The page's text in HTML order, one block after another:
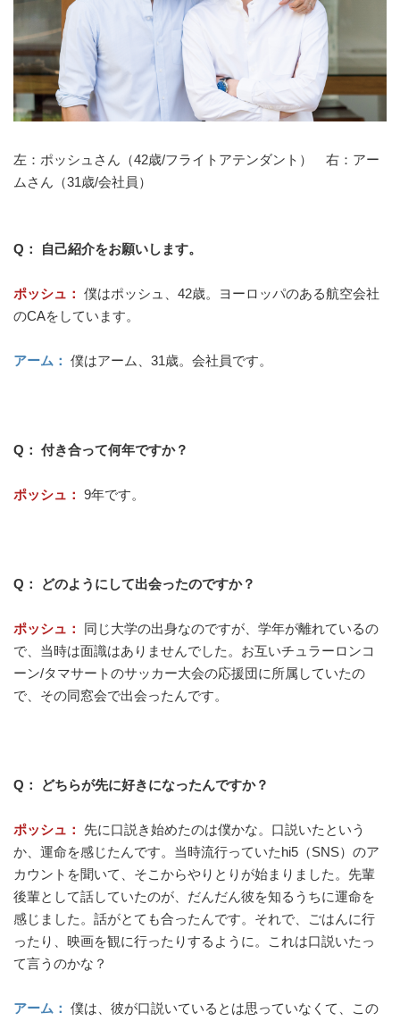
左：ポッシュさん（42歳/フライトアテンダント） 右：アー
ムさん（31歳/会社員）
Q： 自己紹介をお願いします。
ポッシュ： 僕はポッシュ、42歳。ヨーロッパのある航空会社
のCAをしています。
アーム： 僕はアーム、31歳。会社員です。
Q： 付き合って何年ですか？
ポッシュ： 9年です。
Q： どのようにして出会ったのですか？
ポッシュ：
同じ大学の出身なのですが、学年が離れているの
で、当時は面識はありませんでした。お互いチュラーロンコ
ーン/タマサートのサッカー大会の応援団に所属していたの
で、その同窓会で出会ったんです。
Q： どちらが先に好きになったんですか？
ポッシュ：
先に口説き始めたのは僕かな。口説いたという
か、運命を感じたんです。当時流行っていたhi5（SNS）のア
カウントを聞いて、そこからやりとりが始まりました。先輩
後輩として話していたのが、だんだん彼を知るうちに運命を
感じました。話がとても合ったんです。それで、ごはんに行
ったり、映画を観に行ったりするように。これは口説いたっ
て言うのかな？
アーム： 僕は、彼が口説いているとは思っていなくて、この